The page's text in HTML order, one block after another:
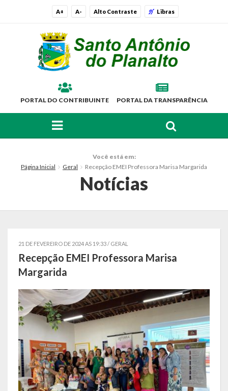
A+ A- Alto Contraste Libras
PORTAL DO CONTRIBUINTE PORTAL DA TRANSPARÊNCIA
Governo
Administração
Secretarias
Estrutura e Competências
Educação e Cultura
Obras e Viação
Você está em:
Página Inicial
Geral Recepção EMEI Professora Marisa Margarida
Notícias
21 DE FEVEREIRO DE 2024 AS 19:33 / GERAL
Recepção EMEI Professora Marisa
Margarida